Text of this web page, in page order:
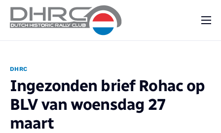
Vraag & Aanbod
Nieuws
Contact
DHRC
Ingezonden brief Rohac op
BLV van woensdag 27
maart